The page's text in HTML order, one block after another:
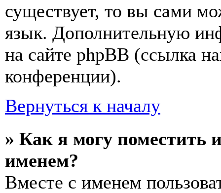
существует, то вы сами
язык. Дополнительную
на сайте phpBB (ссылка
конференции).
Вернуться к началу
» Как я могу поместить
именем?
Вместе с именем